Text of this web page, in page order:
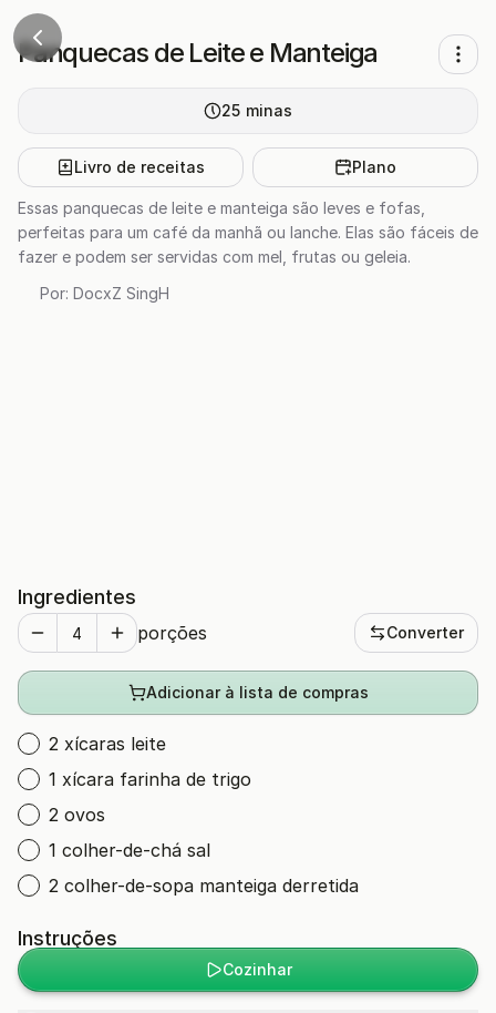
Panquecas de Leite e Manteiga
25 minas
Livro de receitas Plano
Essas panquecas de leite e manteiga são leves e fofas,
perfeitas para um café da manhã ou lanche. Elas são fáceis de
fazer e podem ser servidas com mel, frutas ou geleia.
Por: DocxZ SingH
Ingredientes
porções Converter
Adicionar à lista de compras
2 xícaras leite
1 xícara farinha de trigo
2 ovos
1 colher-de-chá sal
2 colher-de-sopa manteiga derretida
Instruções
Cozinhar